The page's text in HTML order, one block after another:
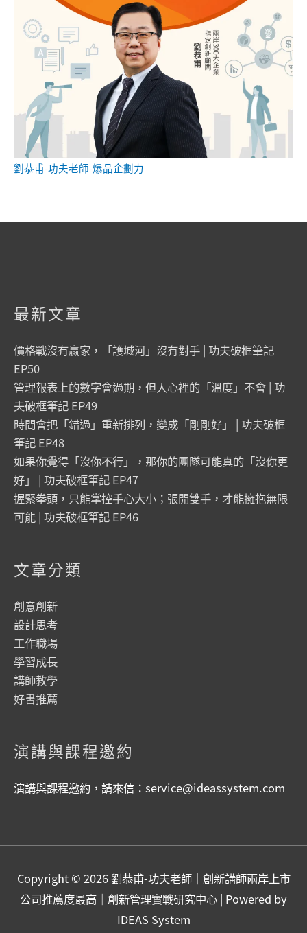
劉恭甫-功夫老師-爆品企劃力
最新文章
價格戰沒有贏家，「護城河」沒有對手 | 功夫破框筆記
EP50
管理報表上的數字會過期，但人心裡的「溫度」不會 | 功
夫破框筆記 EP49
時間會把「錯過」重新排列，變成「剛剛好」 | 功夫破框
筆記 EP48
如果你覺得「沒你不行」，那你的團隊可能真的「沒你更
好」 | 功夫破框筆記 EP47
握緊拳頭，只能掌控手心大小；張開雙手，才能擁抱無限
可能 | 功夫破框筆記 EP46
文章分類
創意創新
設計思考
工作職場
學習成長
講師教學
好書推薦
演講與課程邀約
演講與課程邀約，請來信： service@ideassystem.com
Copyright © 2026 劉恭甫-功夫老師｜創新講師兩岸上市
公司推薦度最高｜創新管理實戰研究中心 | Powered by
IDEAS System